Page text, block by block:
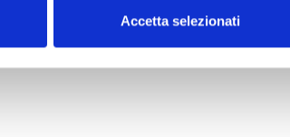
Accetta selezionati